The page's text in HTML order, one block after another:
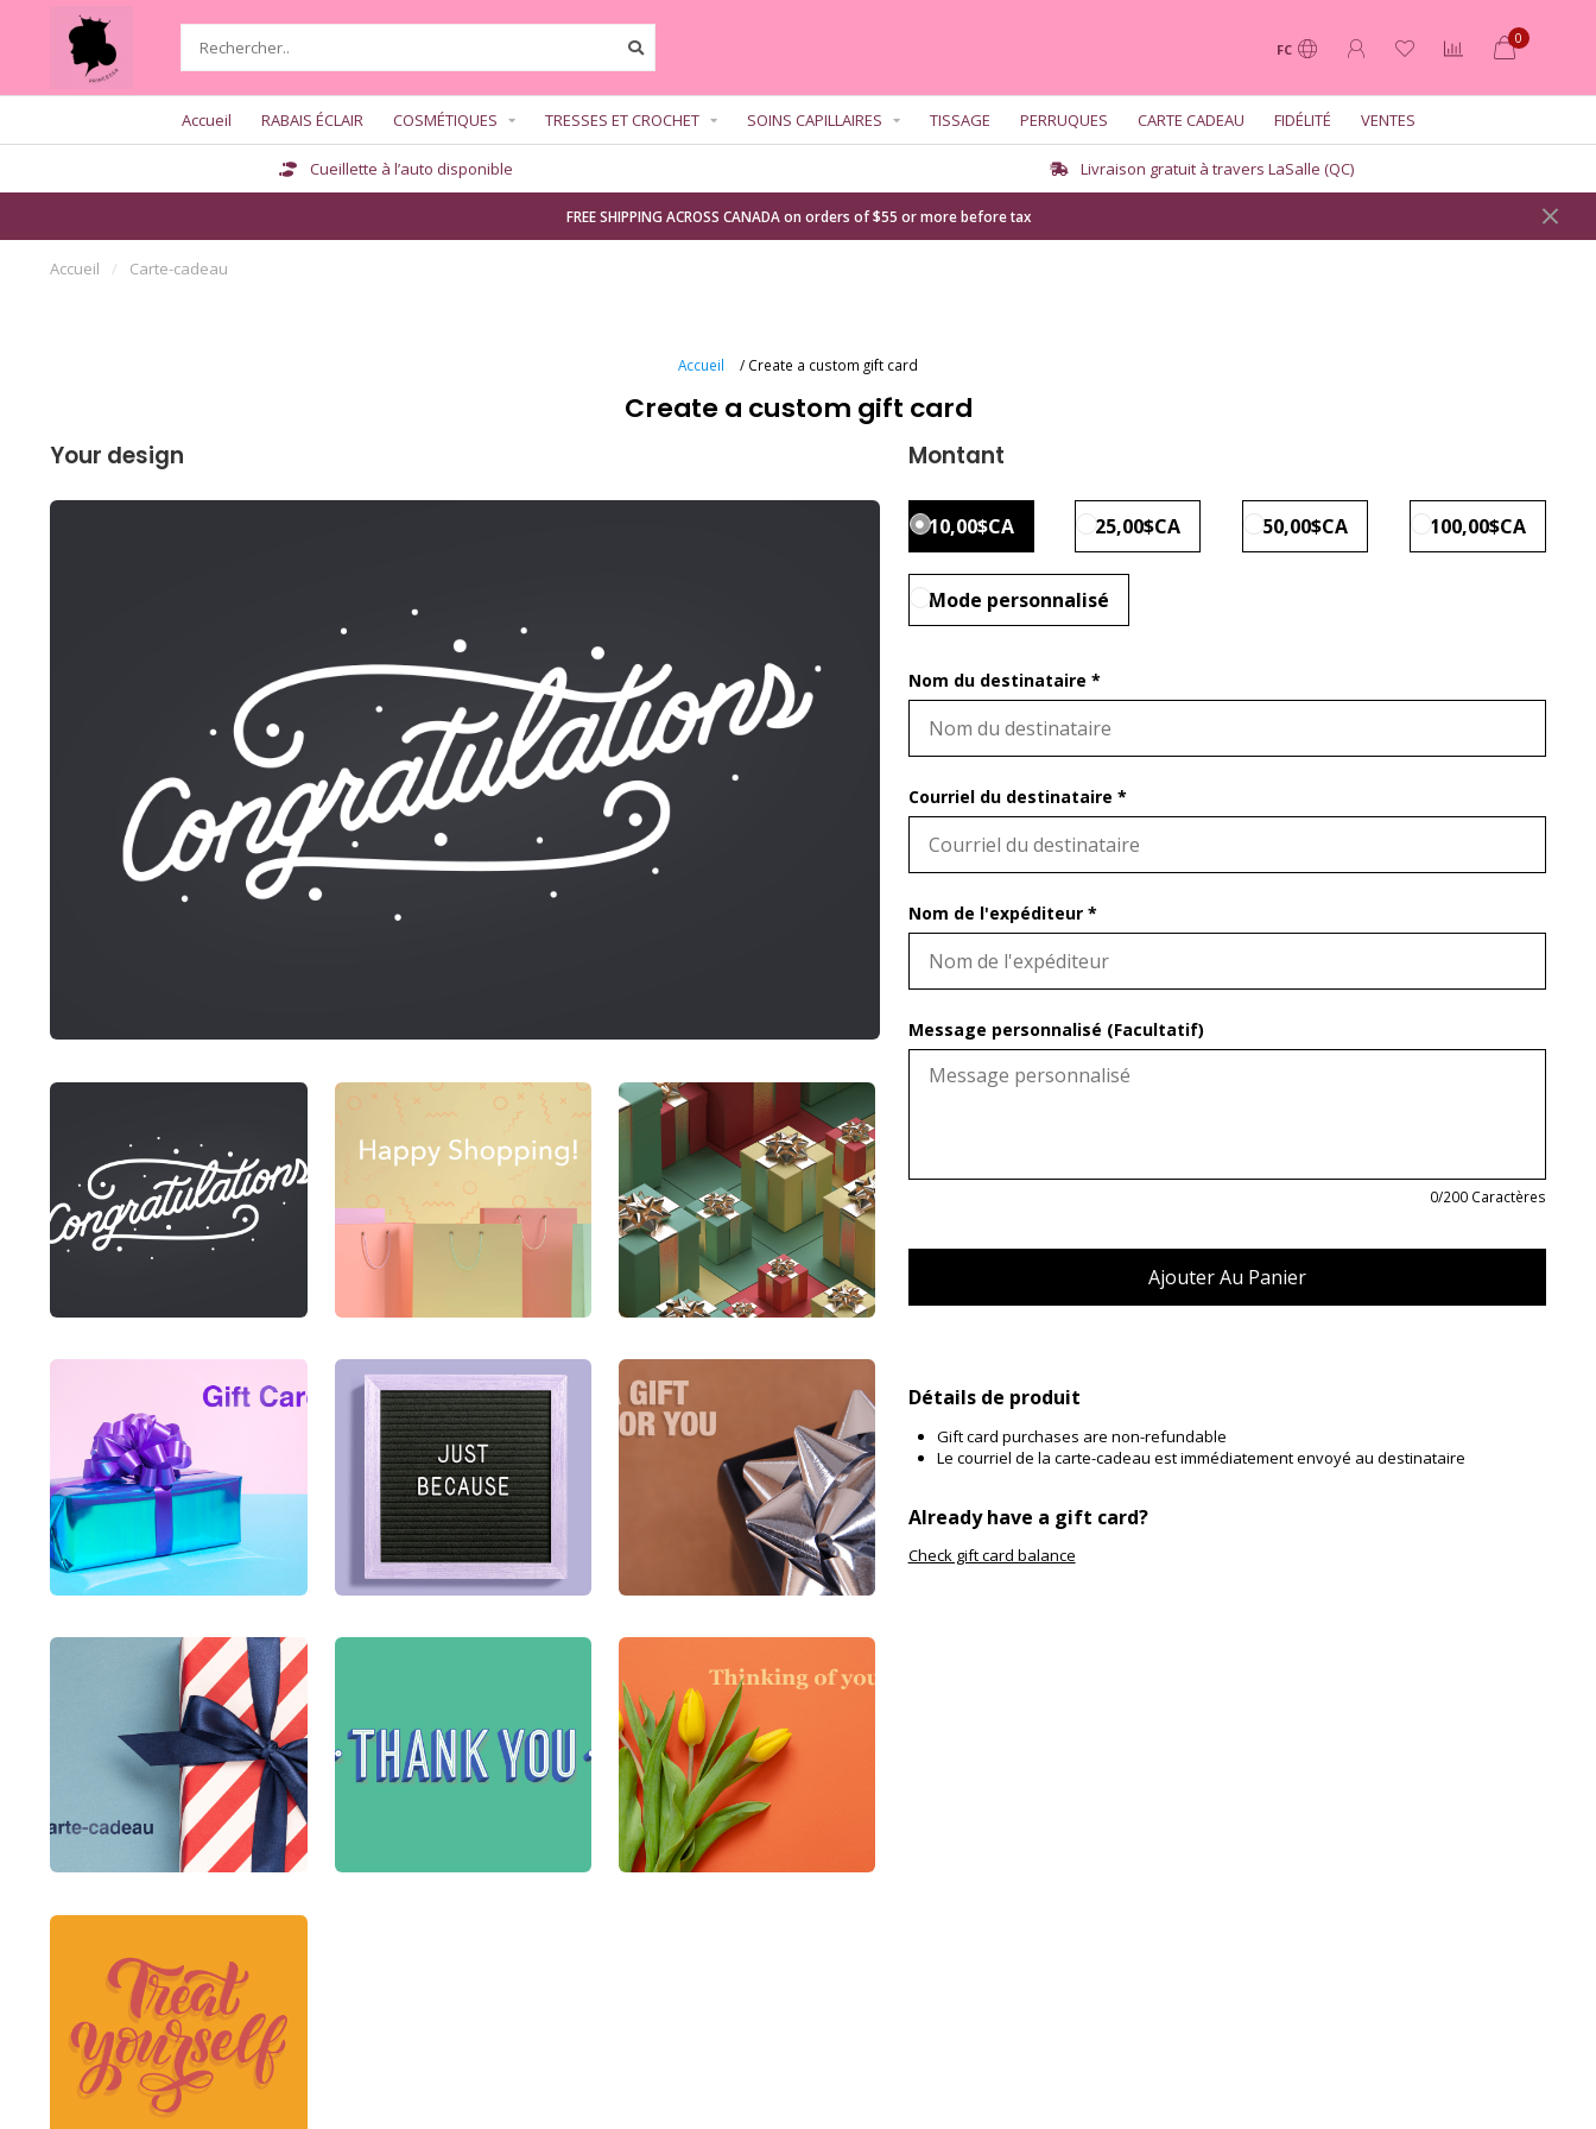
FC
0
Accueil RABAIS ÉCLAIR COSMÉTIQUES TRESSES ET CROCHET SOINS CAPILLAIRES TISSAGE PERRUQUES CARTE CADEAU FIDÉLITÉ VENTES
Cueillette à l’auto disponible Livraison gratuit à travers LaSalle (QC)
FREE SHIPPING ACROSS CANADA on orders of $55 or more before tax
Accueil / Carte-cadeau
Accueil / Create a custom gift card
Create a custom gift card
Your design Montant
10,00$CA 25,00$CA 50,00$CA 100,00$CA
Mode personnalisé
Nom du destinataire *
Courriel du destinataire *
Nom de l'expéditeur *
Message personnalisé (Facultatif)
0/200 Caractères
Détails de produit
Gift card purchases are non-refundable
Le courriel de la carte-cadeau est immédiatement envoyé au destinataire
Already have a gift card?
Check gift card balance